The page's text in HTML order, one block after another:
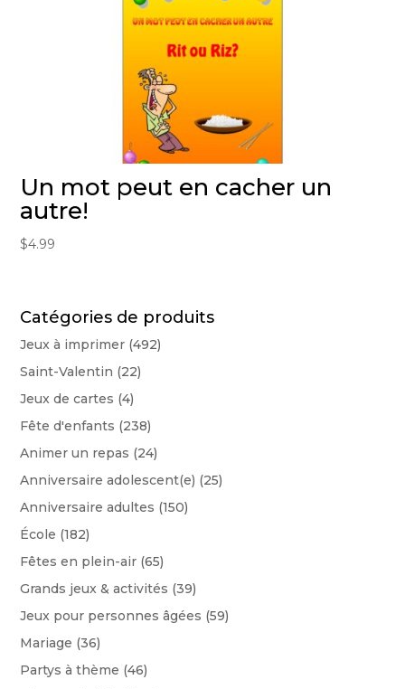
Un mot peut en cacher un
autre!
$4.99
Catégories de produits
Jeux à imprimer (492)
Saint-Valentin (22)
Jeux de cartes (4)
Fête d'enfants (238)
Animer un repas (24)
Anniversaire adolescent(e) (25)
Anniversaire adultes (150)
École (182)
Fêtes en plein-air (65)
Grands jeux & activités (39)
Jeux pour personnes âgées (59)
Mariage (36)
Partys à thème (46)